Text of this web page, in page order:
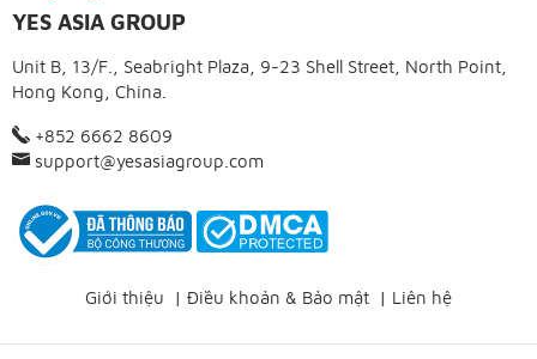
YES ASIA GROUP
Unit B, 13/F., Seabright Plaza, 9-23 Shell Street, North Point,
Hong Kong, China.
+852 6662 8609
support@yesasiagroup.com
Giới thiệu | Điều khoản & Bảo mật | Liên hệ